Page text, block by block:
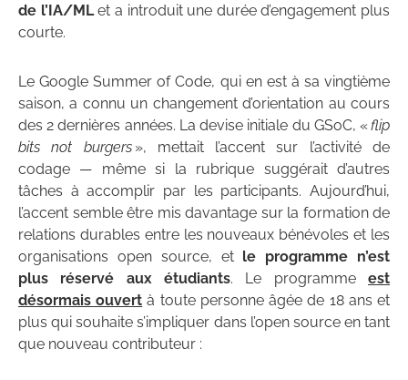
de l’IA/MLet a introduit une durée d’engagement plus
courte.
Le Google Summer of Code, qui en est à sa vingtième
saison, a connu un changement d’orientation au cours
des 2 dernières années. La devise initiale du GSoC, «flip
bits not burgers», mettait l’accent sur l’activité de
codage — même si la rubrique suggérait d’autres
tâches à accomplir par les participants. Aujourd’hui,
l’accent semble être mis davantage sur la formation de
relations durables entre les nouveaux bénévoles et les
organisations open source, et le programme n’est
plus réservé aux étudiants. Le programme est
désormais ouvert à toute personne âgée de 18 ans et
plus qui souhaite s’impliquer dans l’open source en tant
que nouveau contributeur :